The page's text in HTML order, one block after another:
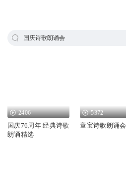
国庆诗歌朗诵会
2406
国庆76周年 经典诗歌
朗诵精选
5372
童宝诗歌朗诵会